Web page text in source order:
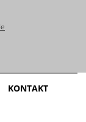
KONTAKT